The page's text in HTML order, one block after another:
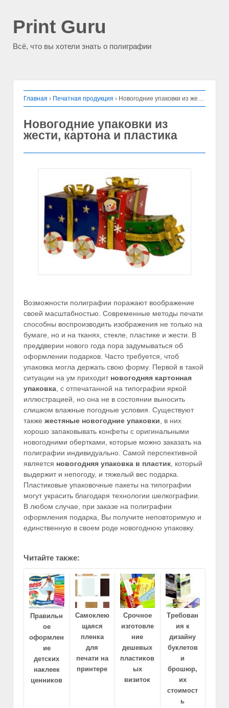
Print Guru
Всё, что вы хотели знать о полиграфии
Главная › Печатная продукция › Новогодние упаковки из жести, картона и пластика
Новогодние упаковки из
жести, картона и пластика
Возможности полиграфии поражают воображение
своей масштабностью. Современные методы печати
способны воспроизводить изображения не только на
бумаге, но и на тканях, стекле, пластике и жести. В
преддверии нового года пора задумываться об
оформлении подарков. Часто требуется, чтоб
упаковка могла держать свою форму. Первой в такой
ситуации на ум приходит новогодняя картонная
упаковка , с отпечатанной на типографии яркой
иллюстрацией, но она не в состоянии выносить
слишком влажные погодные условия. Существуют
также жестяные новогодние упаковки , в них
хорошо запаковывать конфеты с оригинальными
новогодними обертками, которые можно заказать на
полиграфии индивидуально. Самой перспективной
является новогодняя упаковка в пластик , который
выдержит и непогоду, и тяжелый вес подарка.
Пластиковые упаковочные пакеты на типографии
могут украсить благодаря технологии шелкографии.
В любом случае, при заказе на полиграфии
оформления подарка, Вы получите неповторимую и
единственную в своем роде новогоднюю упаковку.
Читайте также:
Правильн
ое
оформлен
ие
детских
наклеек
ценников
Самоклею
щаяся
пленка
для
печати на
принтере
Срочное
изготовле
ние
дешевых
пластиков
ых
визиток
Требован
ия к
дизайну
буклетов
и
брошюр,
их
стоимост
ь